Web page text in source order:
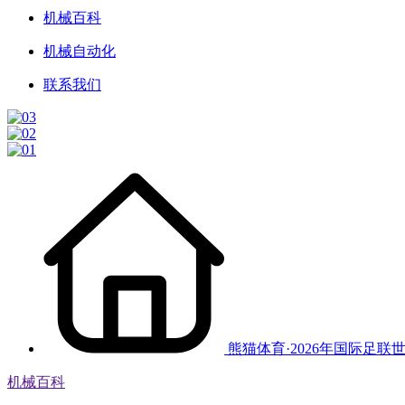
机械百科
机械自动化
联系我们
熊猫体育·2026年国际足联
机械百科